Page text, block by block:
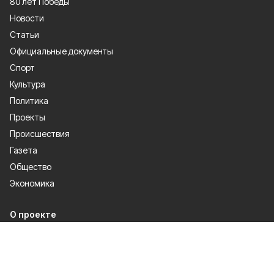
Новости
Статьи
Официальные документы
Спорт
Культура
Политика
Проекты
Происшествия
Газета
Общество
Экономика
О проекте